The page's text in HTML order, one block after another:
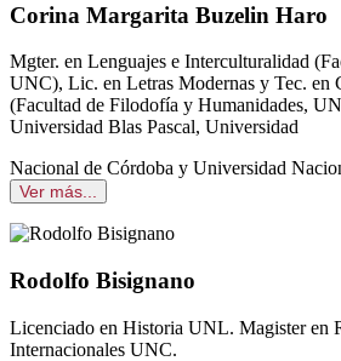
Corina Margarita Buzelin Haro
Mgter. en Lenguajes e Interculturalidad
UNC), Lic. en Letras Modernas y Tec. en
(Facultad de Filodofía y Humanidades,
Universidad Blas Pascal, Universidad
Nacional de Córdoba y Universidad
Ver más...
Rodolfo Bisignano
Licenciado en Historia UNL. Magister en
Internacionales UNC.